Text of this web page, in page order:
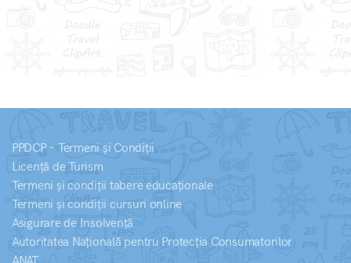
PPDCP - Termeni și Condiții
Licență de Turism
Termeni și condiții tabere educaționale
Termeni și condiții cursuri online
Asigurare de Insolvență
Autoritatea Națională pentru Protecția Consumatorilor